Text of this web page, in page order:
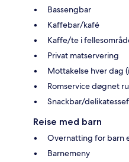
Bassengbar
Kaffebar/kafé
Kaffe/te i
Privat matservering
Mottakelse hver dag
Romservice døgnet
Snackbar/
Reise med barn
Overnatting for barn
Barnemeny